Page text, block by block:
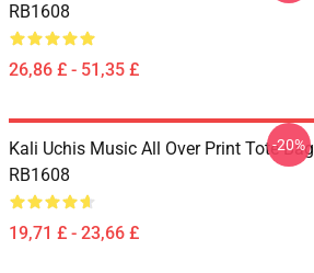
RB1608
26,86 £ - 51,35 £
Kali Uchis Music All Over Print Tote Bag
RB1608
19,71 £ - 23,66 £
-20%